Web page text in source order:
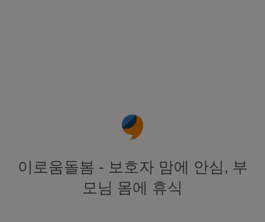
이로움돌봄 - 보호자 맘에 안심, 부
모님 몸에 휴식